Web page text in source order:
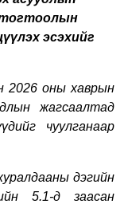
тогтоолын
эсэхийг
2026 оны хаврын
жагсаалтад
чуулганаар
дэгийн
5.1-д заасан